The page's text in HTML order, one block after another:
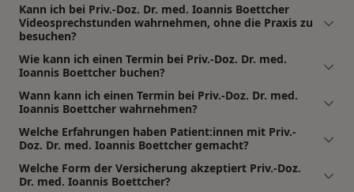
Kann ich bei Priv.-Doz. Dr. med. Ioannis Boettcher
Videosprechstunden wahrnehmen, ohne die Praxis zu
besuchen?
Wie kann ich einen Termin bei Priv.-Doz. Dr. med.
Ioannis Boettcher buchen?
Wann kann ich einen Termin bei Priv.-Doz. Dr. med.
Ioannis Boettcher wahrnehmen?
Welche Erfahrungen haben Patient:innen mit Priv.-
Doz. Dr. med. Ioannis Boettcher gemacht?
Welche Form der Versicherung akzeptiert Priv.-Doz.
Dr. med. Ioannis Boettcher?